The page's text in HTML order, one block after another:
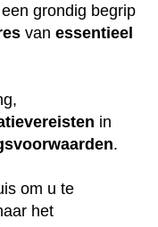
grondig begrip
van essentieel
in
.
om u te
het